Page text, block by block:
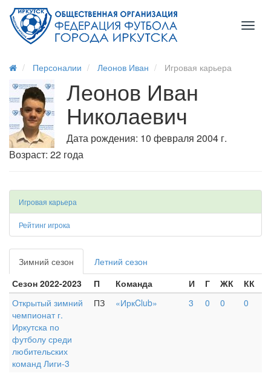
Персоналии Леонов Иван Игровая карьера
Леонов Иван
Николаевич
Дата рождения: 10 февраля 2004 г.
Возраст: 22 года
Игровая карьера
Рейтинг игрока
Зимний сезон
Летний сезон
Сезон 2022-2023
П Команда И Г ЖК
КК
Открытый зимний
чемпионат г.
Иркутска по
футболу среди
любительских
команд Лиги-3
ПЗ «ИркClub» 3 0 0 0